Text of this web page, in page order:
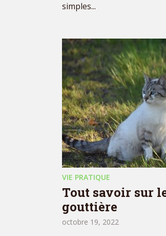
simples...
VIE PRATIQUE
Tout savoir sur
gouttière
octobre 19, 2022